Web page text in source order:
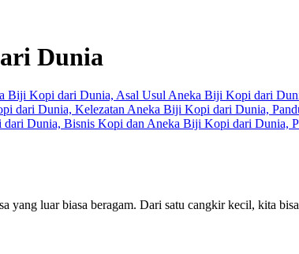
Dunia
yang luar biasa beragam. Dari satu cangkir kecil, kita bisa